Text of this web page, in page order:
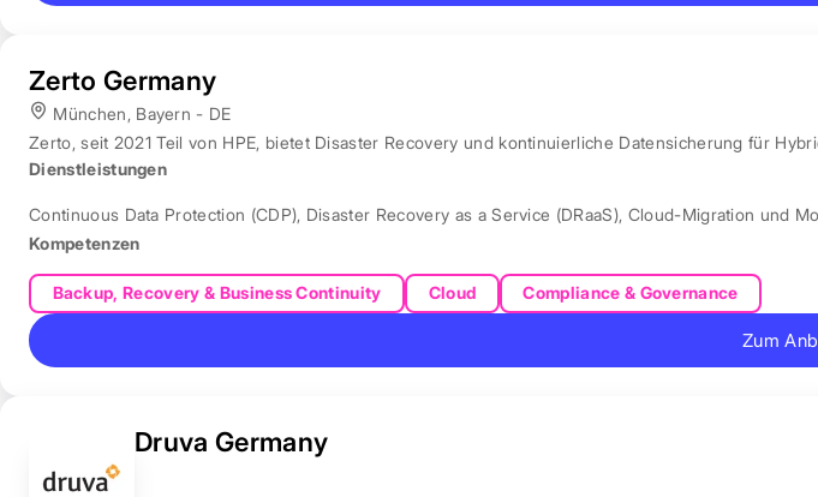
Zerto Germany
München, Bayern - DE
Zerto, seit 2021 Teil von HPE, bietet Disaster Recovery und kontinuierliche Datensicherung für
Dienstleistungen
Continuous Data Protection (CDP), Disaster Recovery as a Service (DRaaS), Cloud-Migration und
Kompetenzen
Backup, Recovery & Business Continuity Cloud Compliance & Governance
Zum
Druva Germany